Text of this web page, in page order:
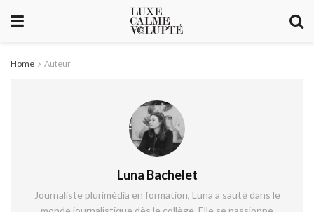
Home Auteur
Luna Bachelet
Journaliste plurimédia en formation, Luna a sauté dans le